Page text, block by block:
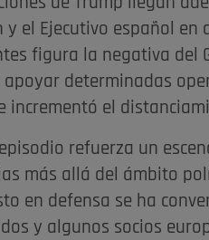
y el Ejecutivo español
figura la negativa del
apoyar determinadas
incrementó el
refuerza un
más allá del ámbito
en defensa se ha
y algunos socios